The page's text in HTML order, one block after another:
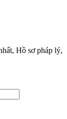
Hồ sơ pháp lý,